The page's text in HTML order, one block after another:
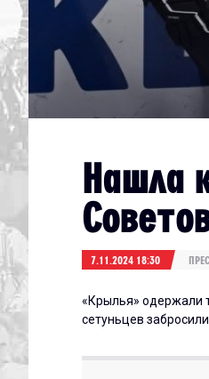
Нашла
7.11.2024 18:30
«Крылья» одержали
сетуньцев